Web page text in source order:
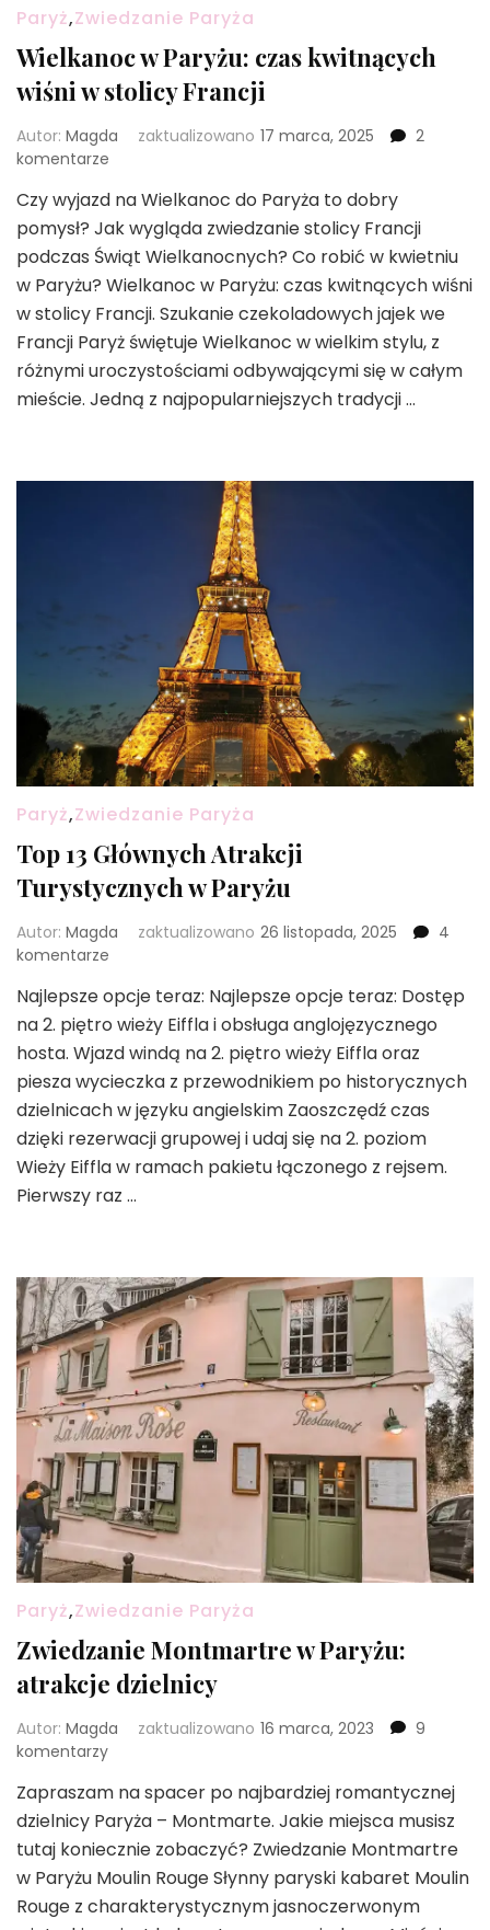
Paryż,Zwiedzanie Paryża
Wielkanoc w Paryżu: czas kwitnących
wiśni w stolicy Francji
Autor: Magda zaktualizowano 17 marca, 2025
2
komentarze
w
Paryżu:
czas
kwitnących
wiśni
w
stolicy
Francji
Czy wyjazd na Wielkanoc do Paryża to dobry
pomysł? Jak wygląda zwiedzanie stolicy Francji
podczas Świąt Wielkanocnych? Co robić w kwietniu
w Paryżu? Wielkanoc w Paryżu: czas kwitnących wiśni
w stolicy Francji. Szukanie czekoladowych jajek we
Francji Paryż świętuje Wielkanoc w wielkim stylu, z
różnymi uroczystościami odbywającymi się w całym
mieście. Jedną z najpopularniejszych tradycji …
Paryż,Zwiedzanie Paryża
Top 13 Głównych Atrakcji
Turystycznych w Paryżu
Autor: Magda zaktualizowano 26 listopada, 2025
4
komentarze
13
Głównych
Atrakcji
Turystycznych
w
Paryżu
Najlepsze opcje teraz: Najlepsze opcje teraz: Dostęp
na 2. piętro wieży Eiffla i obsługa anglojęzycznego
hosta. Wjazd windą na 2. piętro wieży Eiffla oraz
piesza wycieczka z przewodnikiem po historycznych
dzielnicach w języku angielskim Zaoszczędź czas
dzięki rezerwacji grupowej i udaj się na 2. poziom
Wieży Eiffla w ramach pakietu łączonego z rejsem.
Pierwszy raz …
Paryż,Zwiedzanie Paryża
Zwiedzanie Montmartre w Paryżu:
atrakcje dzielnicy
Autor: Magda zaktualizowano 16 marca, 2023
9
komentarzydo
Montmartre
w
Paryżu:
dzielnicy
Zapraszam na spacer po najbardziej romantycznej
dzielnicy Paryża – Montmarte. Jakie miejsca musisz
tutaj koniecznie zobaczyć? Zwiedzanie Montmartre
w Paryżu Moulin Rouge Słynny paryski kabaret Moulin
Rouge z charakterystycznym jasnoczerwonym